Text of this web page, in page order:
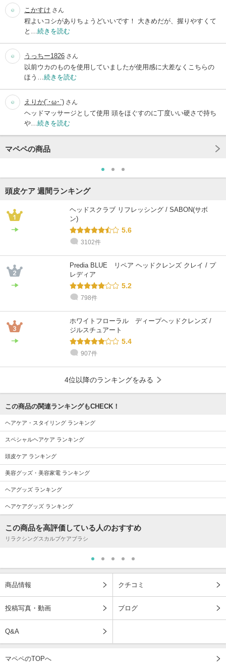
こかすけ さん
程よいコシがありちょうどいいです！ 大きめだが、握りやすくて
と… 続きを読む
うっちー1826 さん
以前ウカのものを使用していましたが使用感に大差なくこちらの
ほう… 続きを読む
えりか(´･ω･`) さん
ヘッドマッサージとして使用 頭をほぐすのに丁度いい硬さで持ち
や… 続きを読む
マペペの商品
頭皮ケア 週間ランキング
ヘッドスクラブ リフレッシング / SABON(サボ
ン)
5.6
3102件
Predia BLUE リペア ヘッドクレンズ クレイ / プ
レディア
5.2
798件
ホワイトフローラル ディープヘッドクレンズ /
ジルスチュアート
5.4
907件
4位以降のランキングをみる
この商品の関連ランキングもCHECK！
ヘアケア・スタイリング ランキング
スペシャルヘアケア ランキング
頭皮ケア ランキング
美容グッズ・美容家電 ランキング
ヘアグッズ ランキング
ヘアケアグッズ ランキング
この商品を高評価している人のおすすめ
リラクシングスカルプケアブラシ
商品情報 クチコミ
投稿写真・動画 ブログ
Q&A
マペペのTOPへ